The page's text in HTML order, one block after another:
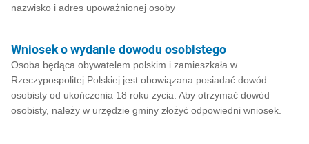
nazwisko i adres upoważnionej osoby
Wniosek o wydanie dowodu osobistego
Osoba będąca obywatelem polskim i zamieszkała w
Rzeczypospolitej Polskiej jest obowiązana posiadać dowód
osobisty od ukończenia 18 roku życia. Aby otrzymać dowód
osobisty, należy w urzędzie gminy złożyć odpowiedni wniosek.